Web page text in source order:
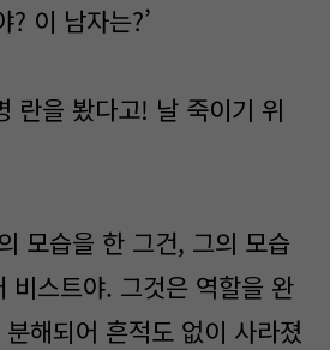
? 이 남자는?’
란을 봤다고! 날 죽이기 위
모습을 한 그건, 그의 모습
비스트야. 그것은 역할을 완
해되어 흔적도 없이 사라졌